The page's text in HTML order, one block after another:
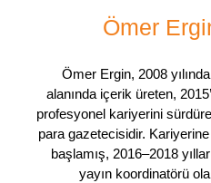
Ömer
Ömer Ergin, 2008
alanında içerik üreten,
profesyonel kariyerini
para gazetecisidir. Kariyerine
başlamış, 2016–2018
yayın koordinatörü